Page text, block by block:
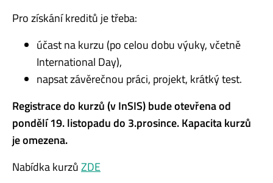
Pro získání kreditů je třeba:
účast na kurzu (po celou dobu výuky, včetně
International Day),
napsat závěrečnou práci, projekt, krátký test.
Registrace do kurzů (v InSIS) bude otevřena od
pondělí 19. listopadu do 3.prosince. Kapacita kurzů
je omezena.
Nabídka kurzůZDE